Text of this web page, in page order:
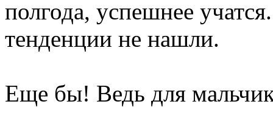
полгода, успешнее
тенденции не нашли.
Еще бы! Ведь для